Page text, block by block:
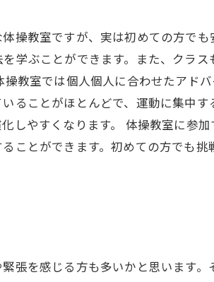
操教室ですが、実は初めての方で
学ぶことができます。また、クラ
教室では個人個人に合わせたアド
ることがほとんどで、運動に集中
しやすくなります。 体操教室に参
ことができます。初めての方でも
張を感じる方も多いかと思います